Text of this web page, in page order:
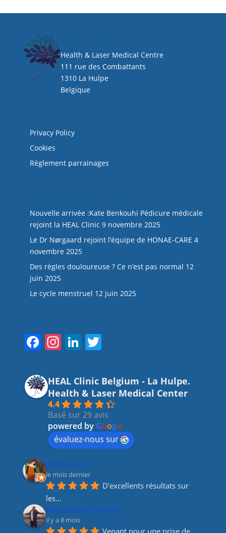
Health & Laser Medical Centre
111 rue des Combattants
1310 La Hulpe
Belgique
Privacy Policy
Cookies
Règlement parrainages
Nouvelle arrivée :Kate Benkouhi Pédicure médicale
rejoint la HEAL Clinic 9 novembre 2025
Le Dr Nørgaard rejoint l’équipe de HONAE-CARE 4
novembre 2025
Des règles douloureuse ? Ce n’est pas normal 12
juin 2025
Le cycle menstruel 12 juin 2025
F
c
e
b
o
o
k
In
a
gr
a
m
Li
k
e
dI
n
T
itt
er
HEAL Clinic Belgium - La Hulpe.
Health & Laser Medical Center
4.4
Basé sur 29 avis
powered by Google
évaluez-nous sur
Cristina C.
le mois dernier
D'excellents résultats sur
les... plus
Alexandre Linotte
il y a 8 mois
Venant pour une prise de